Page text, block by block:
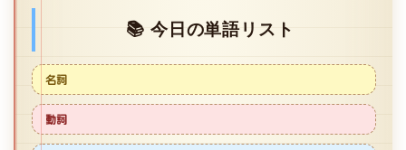
📚 今日の単語リスト
名詞
動詞